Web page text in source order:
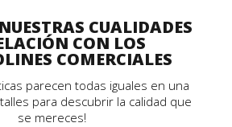
CUALIDADES
CON LOS
COMERCIALES
parecen todas iguales en una
para descubrir la calidad que
se mereces!